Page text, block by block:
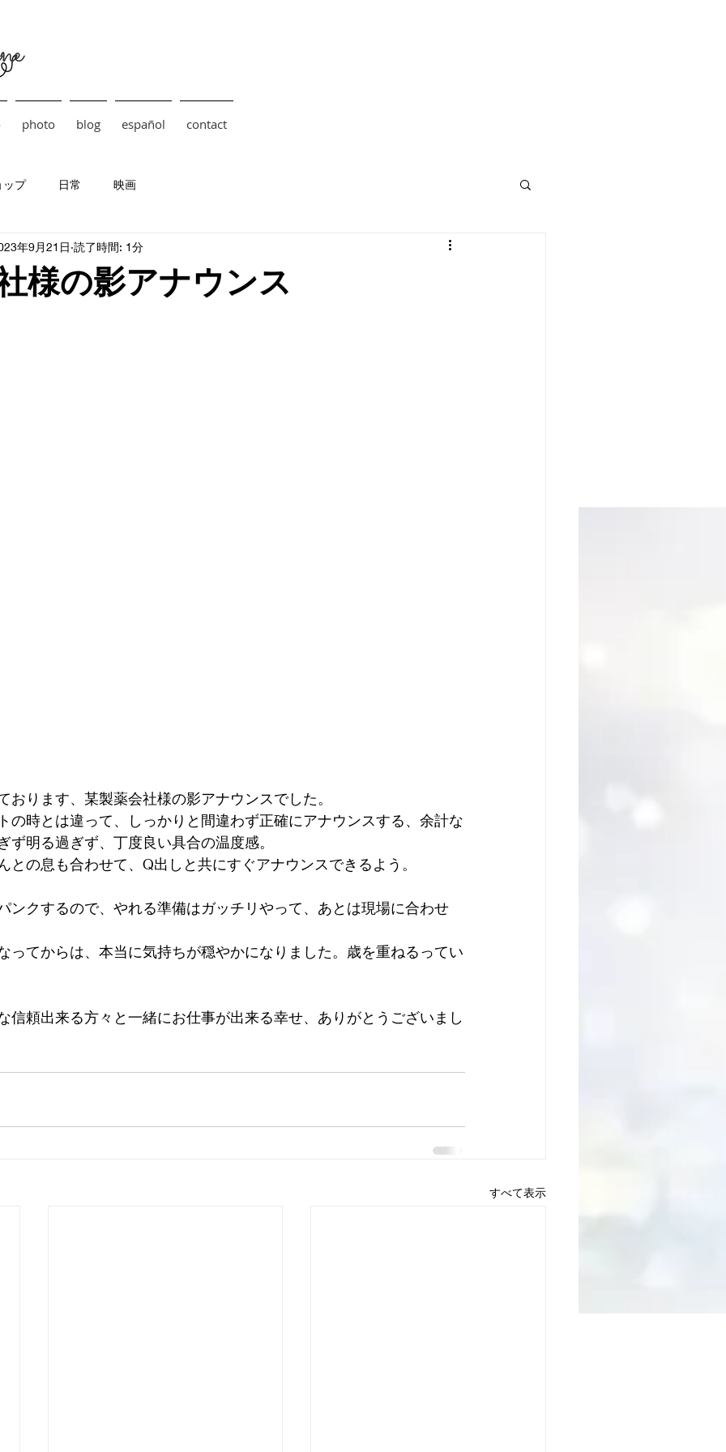
photo blog español contact
ップ 日常 映画
様の影アナウンス
年9月21日 読了時間: 1分
おります、某製薬会社様の影アナウンスでした。
の時とは違って、しっかりと間違わず正確にアナウンスする、余計な
ず明る過ぎず、丁度良い具合の温度感。
との息も合わせて、Q出しと共にすぐアナウンスできるよう。
ンクするので、やれる準備はガッチリやって、あとは現場に合わせ
ってからは、本当に気持ちが穏やかになりました。歳を重ねるってい
信頼出来る方々と一緒にお仕事が出来る幸せ、ありがとうございまし
すべて表示